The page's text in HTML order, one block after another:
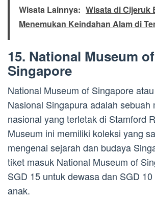
Wisata Lainnya: Wisata di Cijeruk
Menemukan Keindahan Alam di
15. National Museum of
Singapore
National Museum of Singapore
Nasional Singapura adalah sebuah
nasional yang terletak di Stamford
Museum ini memiliki koleksi yang
mengenai sejarah dan budaya
tiket masuk National Museum of
SGD 15 untuk dewasa dan SGD
anak.